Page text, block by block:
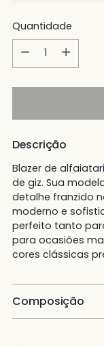
Quantidade
Quantidade
Descrição
Blazer de
de giz. Sua
detalhe franzido
moderno e
perfeito tanto
para ocasiões
cores clássicas
Composição